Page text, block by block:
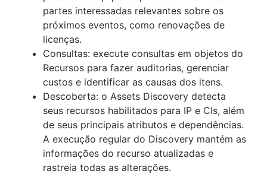
partes interessadas relevantes sobre os
próximos eventos, como renovações de
licenças.
Consultas: execute consultas em objetos do
Recursos para fazer auditorias, gerenciar
custos e identificar as causas dos itens.
Descoberta: o Assets Discovery detecta
seus recursos habilitados para IP e CIs, além
de seus principais atributos e dependências.
A execução regular do Discovery mantém as
informações do recurso atualizadas e
rastreia todas as alterações.